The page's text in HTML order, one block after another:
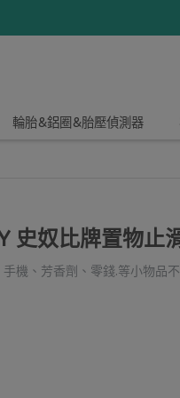
輪胎&鋁圈&胎壓偵測器
史奴比牌置物止
機、芳香劑、零錢.等小物品